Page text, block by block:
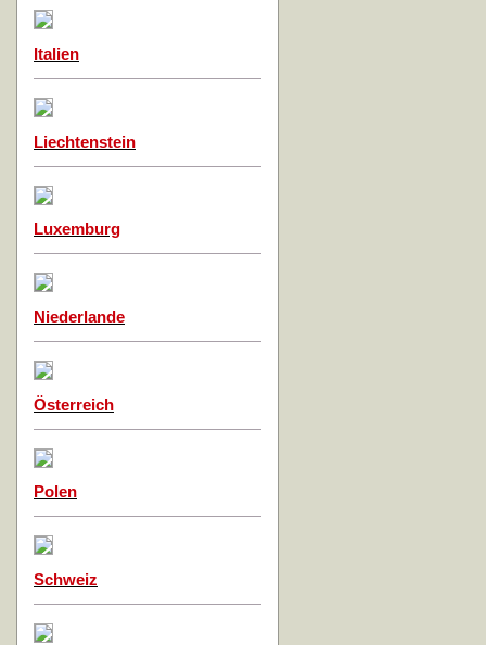
Italien
Liechtenstein
Luxemburg
Niederlande
Österreich
Polen
Schweiz